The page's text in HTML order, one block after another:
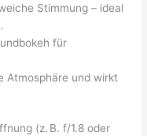
Stimmung – ideal
für
Atmosphäre und wirkt
(z. B. f/1.8 oder